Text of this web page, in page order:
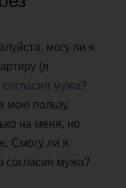
могу ли я
(я
согласия мужа?
мою пользу.
на меня, но
Смогу ли я
согласия мужа?